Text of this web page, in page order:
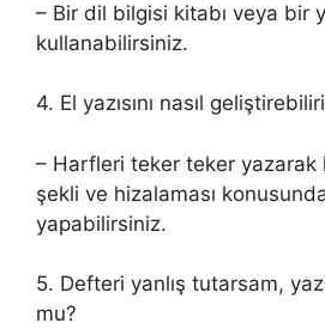
– Bir dil bilgisi kitabı veya bir
kullanabilirsiniz.
4. El yazısını nasıl
– Harfleri teker teker
şekli ve hizalaması
yapabilirsiniz.
5. Defteri yanlış tutarsam,
mu?